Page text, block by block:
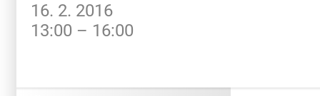
16. 2. 2016
13:00 – 16:00